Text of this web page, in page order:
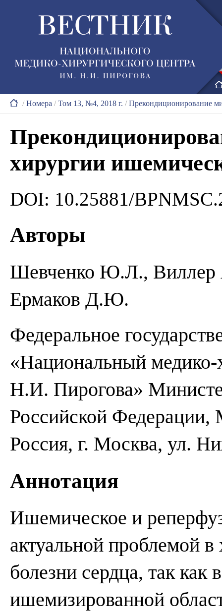
/Номера /Том 13, №4, 2018 г. /Прекондиционирование
хирургии
DOI: 10.25881/
Авторы
Шевченко Ю.Л., Виллер
Ермаков Д.Ю.
Федеральное
«Национальный
Н.И. Пирогова»
Российской Федерации,
Россия, г. Москва, ул.
Аннотация
Ишемическое и
актуальной проблемой
болезни сердца, так как
ишемизированной